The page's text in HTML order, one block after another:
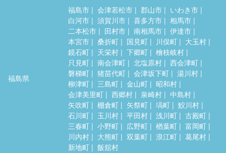
福島県
福島市 会津若松市 郡山市
いわき市
白河市
須賀川市 喜多方市
相馬市
二本松市
田村市 南相馬市
伊達市
本宮市
桑折町 国見町 川俣町
大玉村
鏡石町
天栄村 下郷町
檜枝岐村
只見町
南会津町 北塩原村
西会津町
磐梯町
猪苗代町 会津坂下町
湯川村
柳津町
三島町 金山町
昭和村
会津美里町
西郷村 泉崎村
中島村
矢吹町
棚倉町 矢祭町 塙町
鮫川村
石川町
玉川村 平田村 浅川町
古殿町
三春町
小野町 広野町 楢葉町
富岡町
川内村
大熊町 双葉町 浪江町
葛尾村
新地町
飯舘村